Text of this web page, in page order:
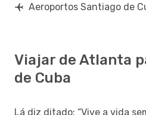
Aeroportos Santiago de
Viajar de Atlanta
de Cuba
Lá diz ditado: “Vive a vida